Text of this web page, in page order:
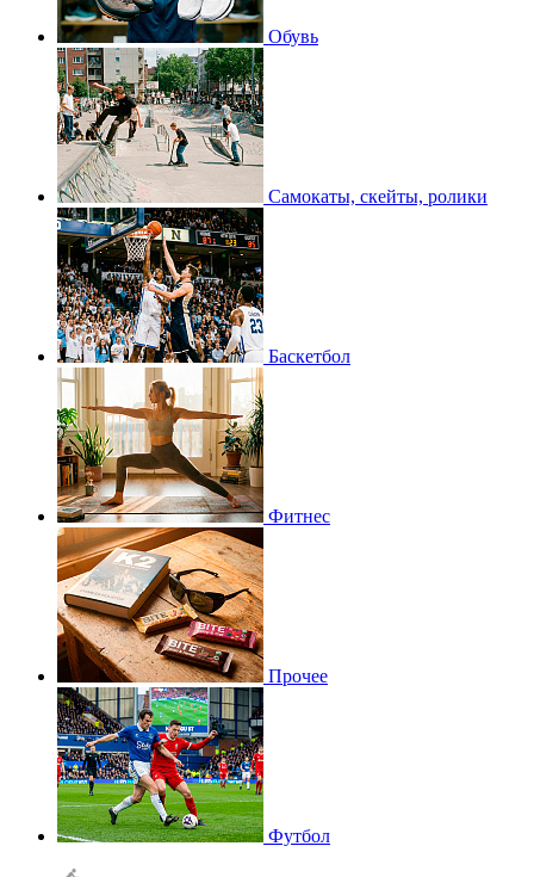
Обувь
Самокаты, скейты, ролики
Баскетбол
Фитнес
Прочее
Футбол